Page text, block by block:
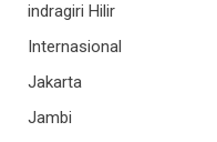
indragiri Hilir
Internasional
Jakarta
Jambi